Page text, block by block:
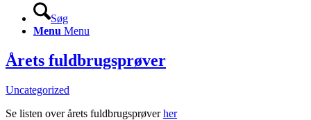
Søg
Menu Menu
Årets fuldbrugsprøver
Uncategorized
Se listen over årets fuldbrugsprøverher